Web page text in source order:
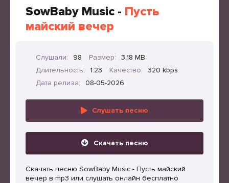
SowBaby Music - Пусть
майский вечер
Слушали: 98 Размер:
3.18 MB
Длительность:
1:23 Качество:
320 kbps
Дата релиза:
08-05-2026
Слушать песню
Скачать песню
Скачать песню SowBaby Music - Пусть майский
вечер в mp3 или слушать онлайн бесплатно